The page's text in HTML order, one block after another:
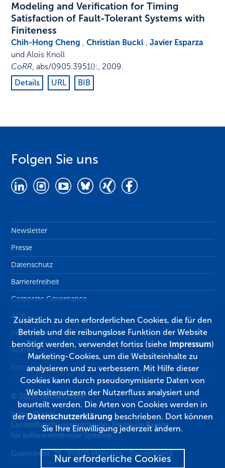
Modeling and Verification for Timing
Satisfaction of Fault-Tolerant Systems with
Finiteness
Chih-Hong Cheng ,Christian Buckl ,Javier Esparza
und Alois Knoll
CoRR,abs/0905.3951():, 2009.
Details
URL BIB
Folgen Sie uns
Newsletter
Presse
Datenschutz
Barrierefreiheit
Corporate Governance
AGB
Impressum
Alumni
Kontakt
© 2026, fortiss GmbH
fortiss GmbH
Landesforschungsinstitut des Freistaats Bayern
für softwareintensive Systeme
Guerickestr. 25 · 80805 München · Deutschland
Zusätzlich zu den erforderlichen Cookies, die für den
Betrieb und die reibungslose Funktion der Website
benötigt werden, verwendet fortiss (siehe Impressum)
Marketing-Cookies, um die Websiteinhalte zu
analysieren und zu verbessern. Mit Hilfe dieser
Cookies kann durch pseudonymisierte Daten von
Websitenutzern der Nutzerfluss analysiert und
beurteilt werden. Die Arten von Cookies werden in
derDatenschutzerklärung beschrieben. Dort können
Sie Ihre Einwilligung jederzeit ändern.
Nur erforderliche Cookies